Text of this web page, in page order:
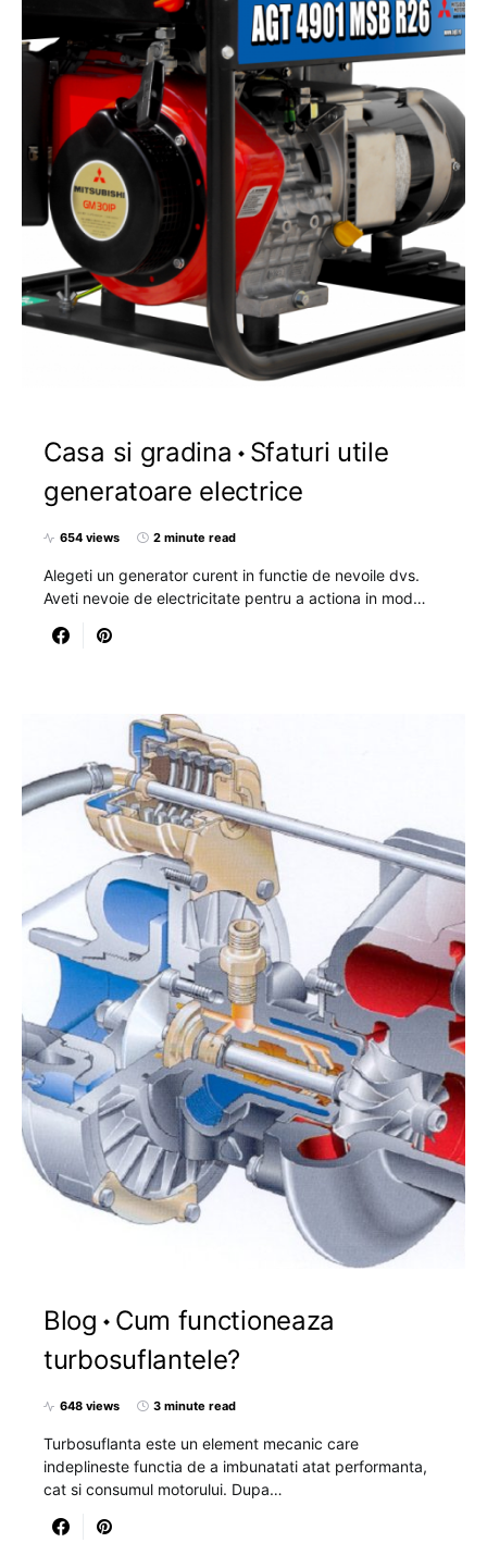
Casa si gradina
Sfaturi utile
generatoare electrice
654 views 2 minute read
Alegeti un generator curent in functie de nevoile dvs.
Aveti nevoie de electricitate pentru a actiona in mod…
Blog
Cum functioneaza
turbosuflantele?
648 views 3 minute read
Turbosuflanta este un element mecanic care
indeplineste functia de a imbunatati atat performanta,
cat si consumul motorului. Dupa…